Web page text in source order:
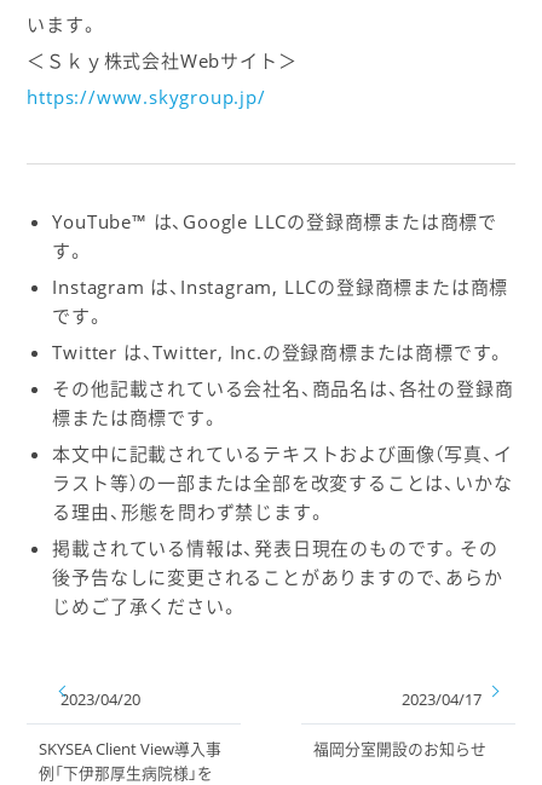
います。
＜Ｓｋｙ株式会社Webサイト＞
https://www.skygroup.jp/
YouTube™ は、Google LLCの登録商標または商標で
す。
Instagram は、Instagram, LLCの登録商標または商標
です。
Twitter は、Twitter, Inc.の登録商標または商標です。
その他記載されている会社名、商品名は、各社の登録商
標または商標です。
本文中に記載されているテキストおよび画像（写真、イ
ラスト等）の一部または全部を改変することは、いかな
る理由、形態を問わず禁じます。
掲載されている情報は、発表日現在のものです。その
後予告なしに変更されることがありますので、あらか
じめご了承ください。
2023/04/20
SKYSEA Client View導入事
例「下伊那厚生病院様」を
2023/04/17
福岡分室開設のお知らせ